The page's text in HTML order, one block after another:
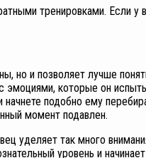
тренировками. Если
но и позволяет лучше
которые он
подобно ему
момент подавлен.
уделяет так много
уровень и